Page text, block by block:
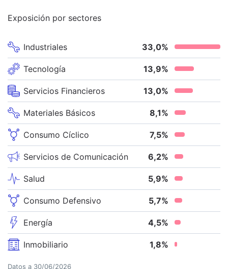
Exposición por sectores
Industriales 33,0%
Tecnología 13,9%
Servicios Financieros 13,0%
Materiales Básicos 8,1%
Consumo Cíclico 7,5%
Servicios de Comunicación 6,2%
Salud 5,9%
Consumo Defensivo 5,7%
Energía 4,5%
Inmobiliario 1,8%
Datos a 30/06/2026